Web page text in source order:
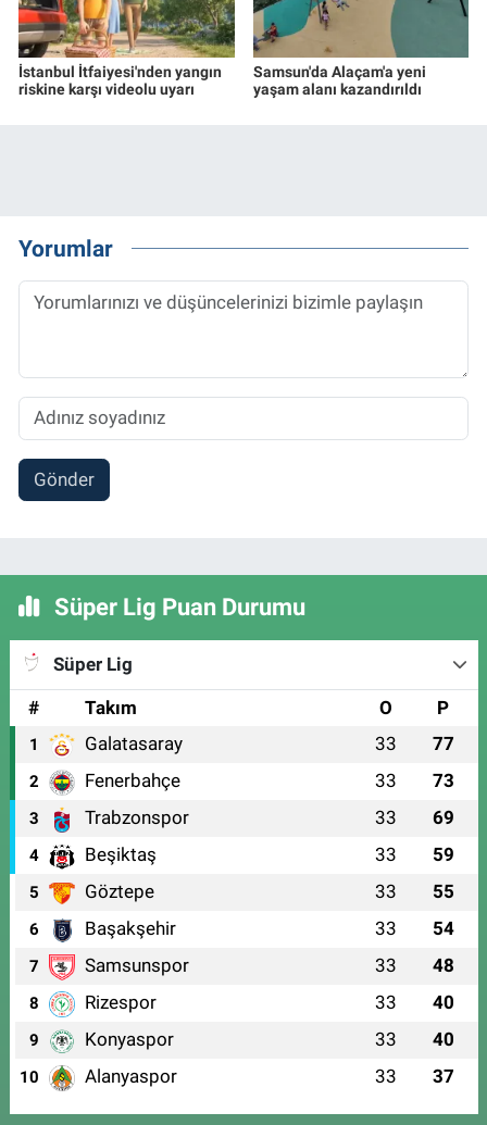
İstanbul İtfaiyesi'nden yangın
riskine karşı videolu uyarı
Samsun'da Alaçam'a yeni
yaşam alanı kazandırıldı
Yorumlar
Gönder
Süper Lig Puan Durumu
Süper Lig
#
Takım O P
1 Galatasaray 33 77
2 Fenerbahçe 33 73
3 Trabzonspor 33 69
4 Beşiktaş 33 59
5 Göztepe 33 55
6 Başakşehir 33 54
7 Samsunspor 33 48
8 Rizespor 33 40
9 Konyaspor 33 40
10 Alanyaspor 33 37